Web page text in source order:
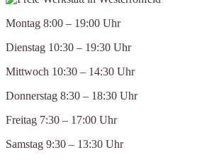
Montag 8:00 – 19:00 Uhr
Dienstag 10:30 – 19:30 Uhr
Mittwoch 10:30 – 14:30 Uhr
Donnerstag 8:30 – 18:30 Uhr
Freitag 7:30 – 17:00 Uhr
Samstag 9:30 – 13:30 Uhr